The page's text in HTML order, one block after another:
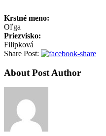
Krstné meno:
Oľga
Priezvisko:
Filipková
Share Post:
About Post Author